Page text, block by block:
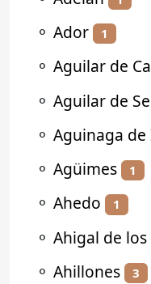
⚬ Ador 1
⚬ Aguilar de
⚬ Aguilar de
⚬ Aguinaga de
⚬ Agüimes 1
⚬ Ahedo 1
⚬ Ahigal de
⚬ Ahillones 3